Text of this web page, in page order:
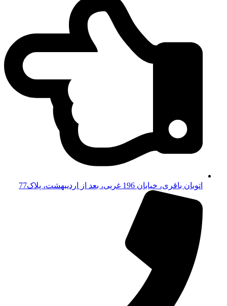
اتوبان باقری، خیابان 196 غربی، بعد از اردیبهشت، پلاک77